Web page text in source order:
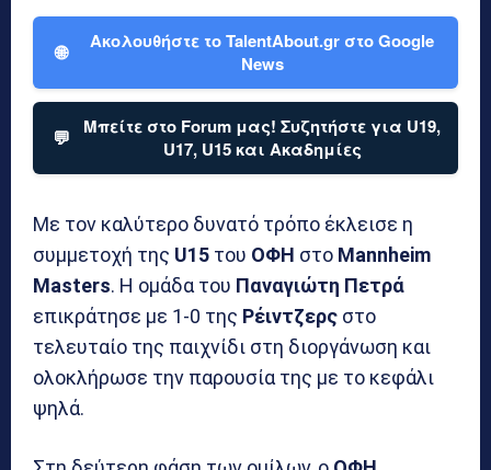
🌐
Ακολουθήστε το TalentAbout.gr στο Google
News
💬
Μπείτε στο Forum μας! Συζητήστε για U19,
U17, U15 και Ακαδημίες
Με τον καλύτερο δυνατό τρόπο έκλεισε η
συμμετοχή της U15 του ΟΦΗ στο Mannheim
Masters. Η ομάδα του Παναγιώτη Πετρά
επικράτησε με 1-0 της Ρέιντζερς στο
τελευταίο της παιχνίδι στη διοργάνωση και
ολοκλήρωσε την παρουσία της με το κεφάλι
ψηλά.